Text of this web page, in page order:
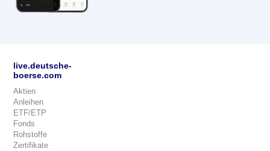
live.deutsche-
boerse.com
Aktien
Anleihen
ETF/ETP
Fonds
Rohstoffe
Zertifikate